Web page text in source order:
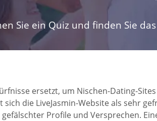
Sie ein Quiz und finden Sie
ersetzt, um Nischen-Dating-
die LiveJasmin-Website als sehr
Profile und Versprechen.